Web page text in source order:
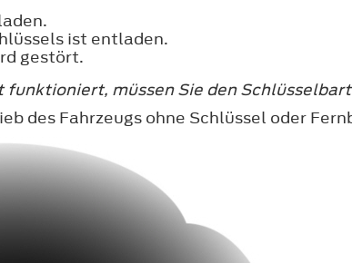
ist entladen.
gestört.
müssen Sie den
des Fahrzeugs ohne Schlüssel oder